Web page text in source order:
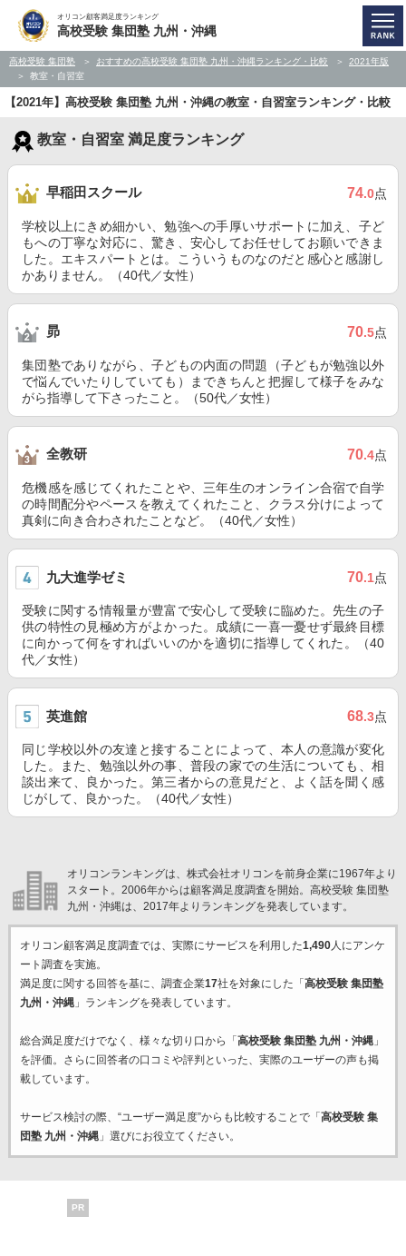
オリコン顧客満足度ランキング
高校受験 集団塾 九州・沖縄
高校受験 集団塾 おすすめの高校受験 集団塾 九州・沖縄ランキング・比較
2021年版
教室・自習室
【2021年】高校受験 集団塾 九州・沖縄の教室・自習室ランキング・比較
教室・自習室 満足度ランキング
早稲田スクール 74.0点
学校以上にきめ細かい、勉強への手厚いサポートに加え、子ど
もへの丁寧な対応に、驚き、安心してお任せしてお願いできま
した。エキスパートとは。こういうものなのだと感心と感謝し
かありません。（40代／女性）
昴 70.5点
集団塾でありながら、子どもの内面の問題（子どもが勉強以外
で悩んでいたりしていても）まできちんと把握して様子をみな
がら指導して下さったこと。（50代／女性）
全教研 70.4点
危機感を感じてくれたことや、三年生のオンライン合宿で自学
の時間配分やペースを教えてくれたこと、クラス分けによって
真剣に向き合わされたことなど。（40代／女性）
九大進学ゼミ 70.1点
受験に関する情報量が豊富で安心して受験に臨めた。先生の子
供の特性の見極め方がよかった。成績に一喜一憂せず最終目標
に向かって何をすればいいのかを適切に指導してくれた。（40
代／女性）
英進館 68.3点
同じ学校以外の友達と接することによって、本人の意識が変化
した。また、勉強以外の事、普段の家での生活についても、相
談出来て、良かった。第三者からの意見だと、よく話を聞く感
じがして、良かった。（40代／女性）
オリコンランキングは、株式会社オリコンを前身企業に1967年より
スタート。2006年からは顧客満足度調査を開始。高校受験 集団塾
九州・沖縄は、2017年よりランキングを発表しています。
オリコン顧客満足度調査では、実際にサービスを利用した1,490人にアンケ
ート調査を実施。
満足度に関する回答を基に、調査企業17社を対象にした「 高校受験 集団塾
九州・沖縄」ランキングを発表しています。
総合満足度だけでなく、様々な切り口から「 高校受験 集団塾 九州・沖縄」
を評価。さらに回答者の口コミや評判といった、実際のユーザーの声も掲
載しています。
サービス検討の際、“ユーザー満足度”からも比較することで「 高校受験 集
団塾 九州・沖縄」選びにお役立てください。
PR